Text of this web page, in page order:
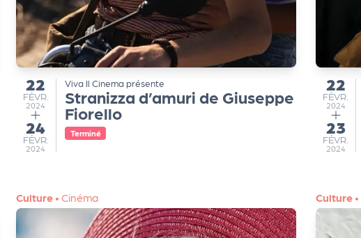
du
22
FÉVRIER
FÉVR.
2024
au
24
FÉVRIER
FÉVR.
2024
Viva Il Cinema présente
Stranizza d’amuri de Giuseppe
Fiorello
Terminé
du
22
FÉVRIER
FÉVR.
2024
au
23
FÉVRIER
FÉVR.
2024
Culture • Cinéma Culture •